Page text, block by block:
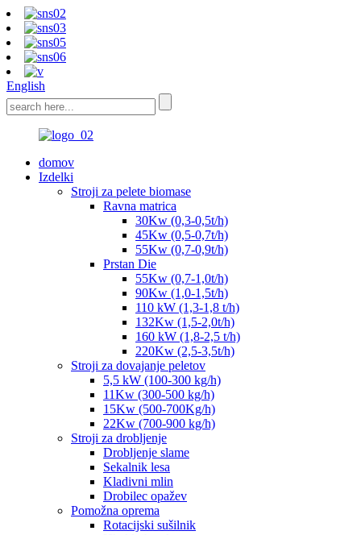
English
domov
Izdelki
Stroji za pelete biomase
Ravna matrica
30Kw (0,3-0,5t/h)
45Kw (0,5-0,7t/h)
55Kw (0,7-0,9t/h)
Prstan Die
55Kw (0,7-1,0t/h)
90Kw (1,0-1,5t/h)
110 kW (1,3-1,8 t/h)
132Kw (1,5-2,0t/h)
160 kW (1,8-2,5 t/h)
220Kw (2,5-3,5t/h)
Stroji za dovajanje peletov
5,5 kW (100-300 kg/h)
11Kw (300-500 kg/h)
15Kw (500-700Kg/h)
22Kw (700-900 kg/h)
Stroji za drobljenje
Drobljenje slame
Sekalnik lesa
Kladivni mlin
Drobilec opažev
Pomožna oprema
Rotacijski sušilnik